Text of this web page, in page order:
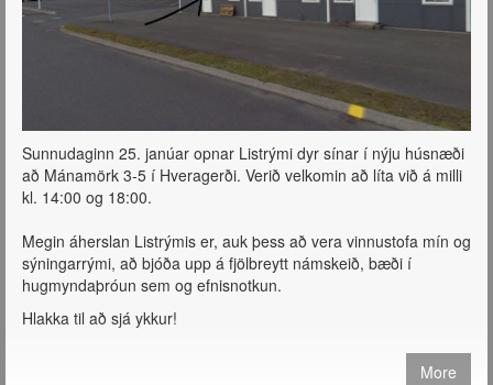
Sunnudaginn 25. janúar opnar Listrými dyr sínar í nýju húsnæði
að Mánamörk 3-5 í Hveragerði. Verið velkomin að líta við á milli
kl. 14:00 og 18:00.
Megin áherslan Listrýmis er, auk þess að vera vinnustofa mín og
sýningarrými, að bjóða upp á fjölbreytt námskeið, bæði í
hugmyndaþróun sem og efnisnotkun.
Hlakka til að sjá ykkur!
More